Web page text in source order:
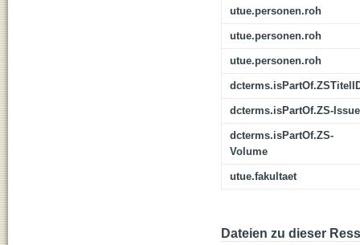
utue.personen.roh
utue.personen.roh
utue.personen.roh
dcterms.isPartOf.ZS-Issue
dcterms.isPartOf.ZS-
Volume
utue.fakultaet
Dateien zu dieser